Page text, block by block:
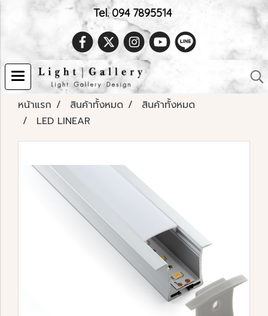
Tel. 094 7895514
หน้าแรก สินค้าทั้งหมด
สินค้าทั้งหมด
LED LINEAR